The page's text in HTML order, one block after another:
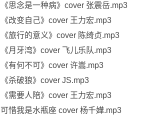
《思念是一种病》cover 张震岳.mp3
《改变自己》cover 王力宏.mp3
《旅行的意义》cover 陈绮贞.mp3
《月牙湾》cover 飞儿乐队.mp3
《有何不可》cover 许嵩.mp3
《杀破狼》cover JS.mp3
《需要人陪》cover 王力宏.mp3
可惜我是水瓶座 cover 杨千嬅.mp3